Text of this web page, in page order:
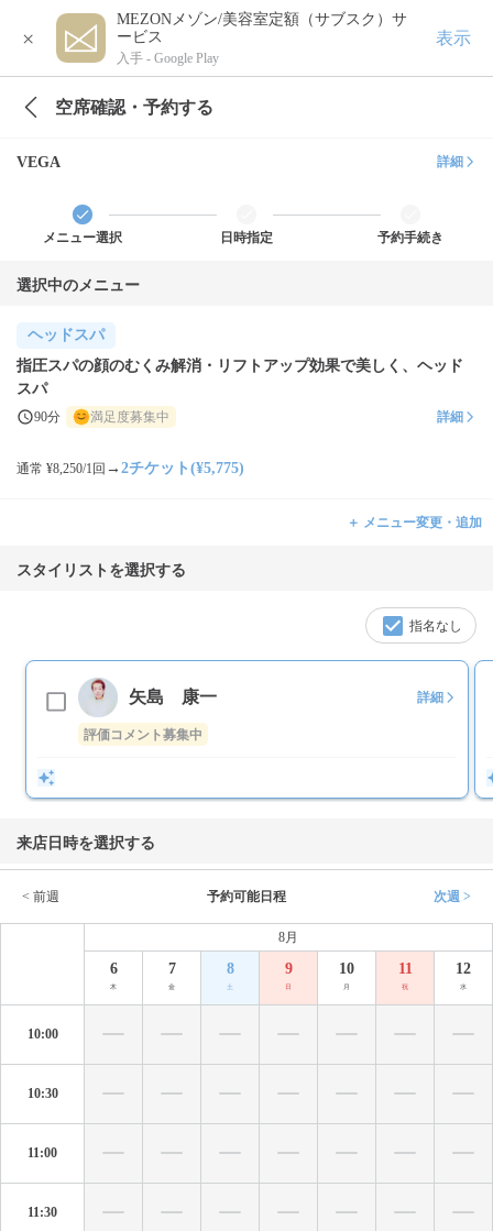
×
MEZONメゾン/美容室定額（サブスク）サ
ービス
入手 - Google Play
表示
空席確認・予約する
VEGA 詳細
メニュー選択 日時指定 予約手続き
選択中のメニュー
ヘッドスパ
指圧スパの顔のむくみ解消・リフトアップ効果で美しく、ヘッド
スパ
90分 満足度募集中 詳細
通常 ¥8,250/1回 → 2チケット(¥5,775)
＋ メニュー変更・追加
スタイリストを選択する
指名なし
矢島 康一 詳細
評価コメント募集中
来店日時を選択する
< 前週 予約可能日程 次週 >
8月
6
木
7
金
8
土
9
日
10
月
11
祝
12
水
10:00
10:30
11:00
11:30